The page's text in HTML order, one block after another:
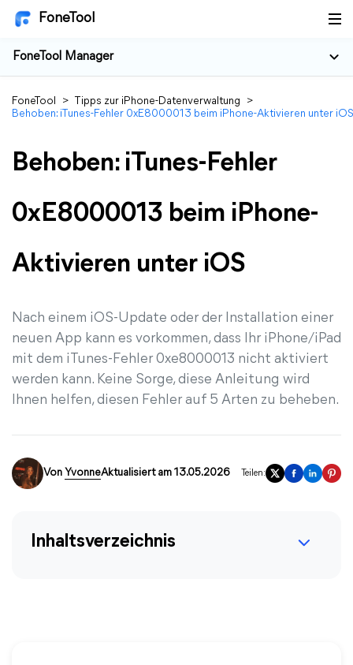
FoneTool
FoneTool Manager
FoneTool > Tipps zur iPhone-Datenverwaltung
>
Behoben: iTunes-Fehler 0xE8000013 beim iPhone-Aktivieren unter iOS
Behoben: iTunes-Fehler
0xE8000013 beim iPhone-
Aktivieren unter iOS
Nach einem iOS-Update oder der Installation einer
neuen App kann es vorkommen, dass Ihr iPhone/iPad
mit dem iTunes-Fehler 0xe8000013 nicht aktiviert
werden kann. Keine Sorge, diese Anleitung wird
Ihnen helfen, diesen Fehler auf 5 Arten zu beheben.
Von YvonneAktualisiert am 13.05.2026 Teilen:
Inhaltsverzeichnis